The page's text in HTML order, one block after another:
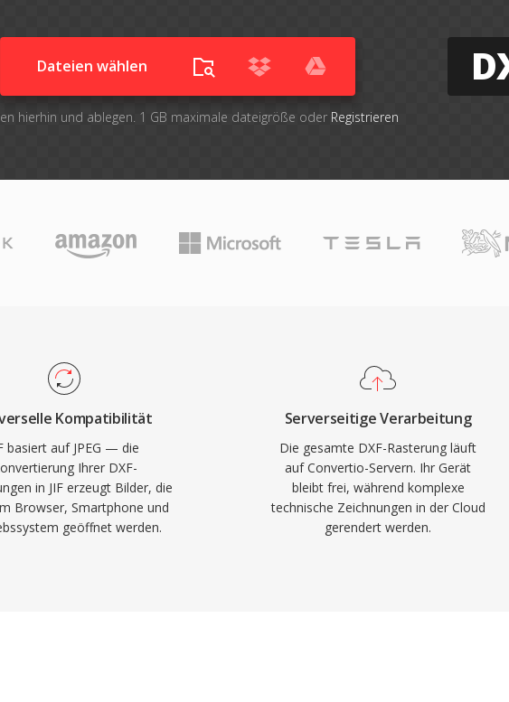
Dateien wählen
hierhin und ablegen. 1 GB maximale dateigröße oder Registrieren
Kompatibilität
basiert auf JPEG — die
Ihrer DXF-
in JIF erzeugt Bilder, die
Browser, Smartphone und
geöffnet werden.
Serverseitige Verarbeitung
Die gesamte DXF-Rasterung läuft
auf Convertio-Servern. Ihr Gerät
bleibt frei, während komplexe
technische Zeichnungen in der Cloud
gerendert werden.